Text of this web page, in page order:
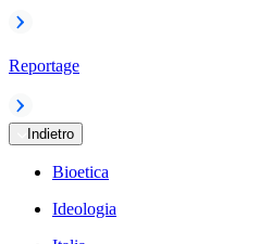
Reportage
Indietro
Bioetica
Ideologia